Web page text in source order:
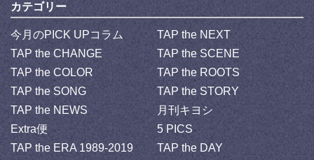
カテゴリー
今月のPICK UPコラム
TAP the NEXT
TAP the CHANGE
TAP the SCENE
TAP the COLOR
TAP the ROOTS
TAP the SONG
TAP the STORY
TAP the NEWS
月刊キヨシ
Extra便
5 PICS
TAP the ERA 1989-2019
TAP the DAY